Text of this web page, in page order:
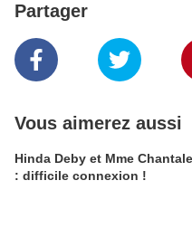
Partager
Vous aimerez aussi
Hinda Deby et Mme
: difficile connexion !